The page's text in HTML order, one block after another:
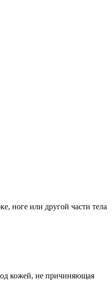
ноге или другой части тела
кожей, не причиняющая